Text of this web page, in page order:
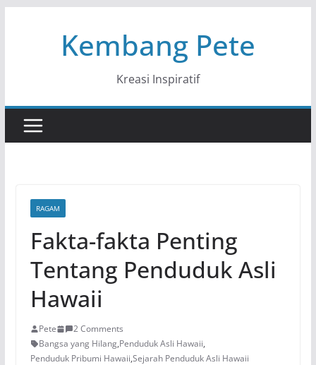
Kembang Pete
Kreasi Inspiratif
RAGAM
Fakta-fakta Penting
Tentang Penduduk Asli
Hawaii
Pete
2 Comments
Bangsa yang Hilang,Penduduk Asli Hawaii,
Penduduk Pribumi Hawaii,Sejarah Penduduk Asli Hawaii